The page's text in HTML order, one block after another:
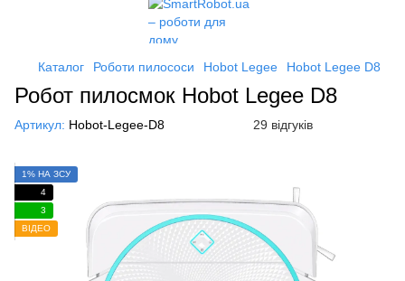
Каталог Роботи пилососи Hobot Legee Hobot Legee D8
Робот пилосмок Hobot Legee D8
Артикул: Hobot-Legee-D8 29 відгуків
1% НА ЗСУ
4
3
ВІДЕО